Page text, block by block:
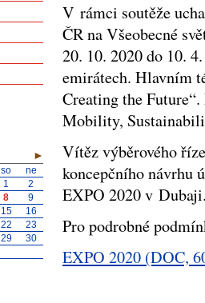
V rámci soutěže
ČR na Všeobecné
20. 10. 2020 do 10.
emirátech. Hlavním
Creating the
Mobility,
Vítěz výběrového
koncepčního návrhu
EXPO 2020 v
Pro podrobné
EXPO 2020 (DOC,
►
so
ne
1
2
8
9
15
16
22
23
29
30